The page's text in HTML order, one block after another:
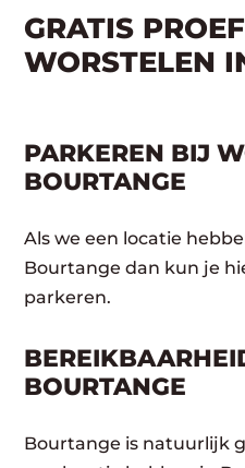
GRATIS
WORSTELEN
PARKEREN BIJ
BOURTANGE
Als we een locatie
Bourtange dan kun je
parkeren.
BOURTANGE
Bourtange is natuurlijk